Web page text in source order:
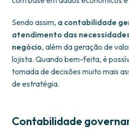
Sendo assim, a contabilidade
atendimento das
negócio, além da geração de
lojista. Quando bem-feita, é
tomada de decisões muito mais
de estratégia.
Contabilidade